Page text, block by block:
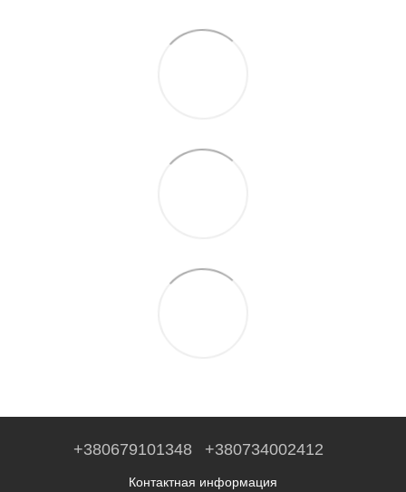
+380679101348 +380734002412
Контактная информация